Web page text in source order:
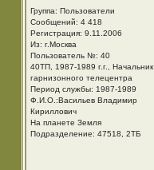
Группа: Пользователи
Сообщений: 4 418
Регистрация: 9.11.2006
Из: г.Москва
Пользователь №: 40
40ТП, 1987-1989 г.г., Начальник
гарнизонного телецентра
Период службы: 1987-1989
Ф.И.О.:Васильев Владимир
Кириллович
На планете Земля
Подразделение: 47518, 2ТБ